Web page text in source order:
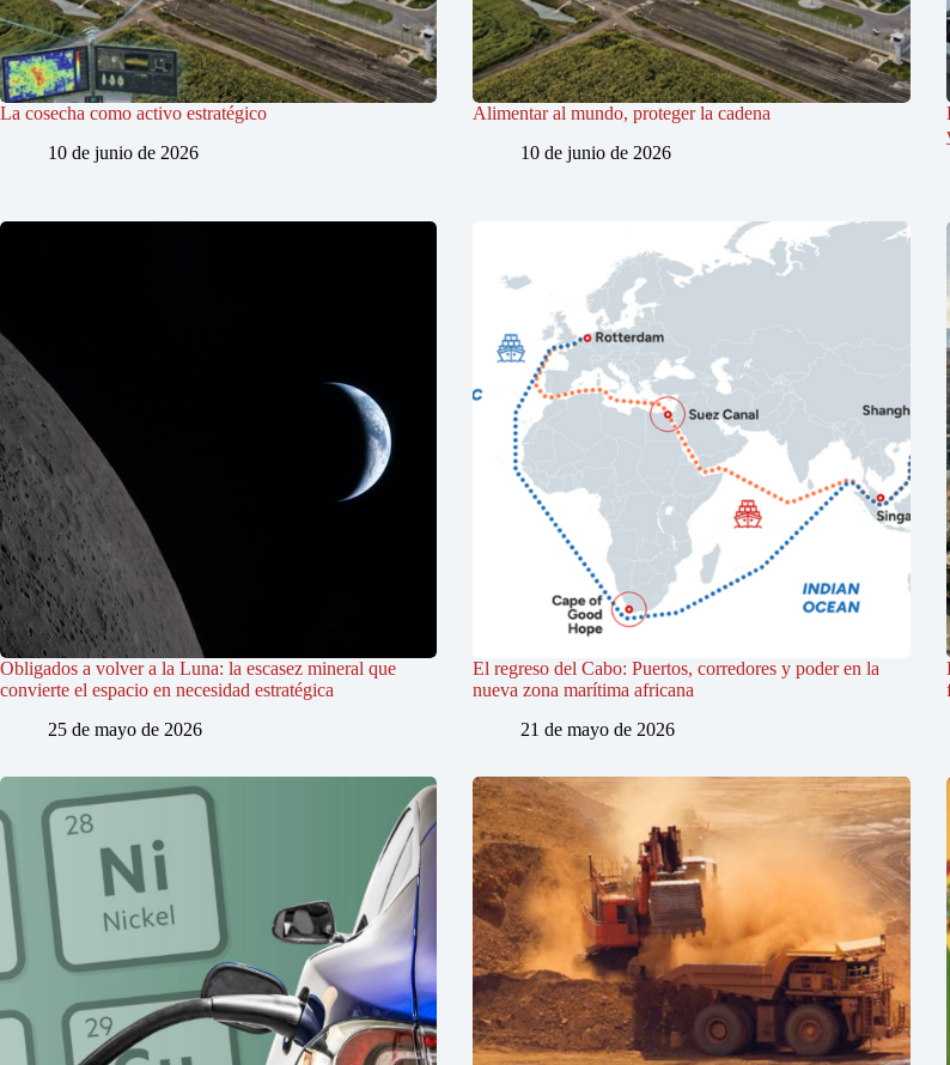
La cosecha como activo estratégico
10 de junio de 2026
Alimentar al mundo, proteger la cadena
10 de junio de 2026
Obligados a volver a la Luna: la escasez mineral que
convierte el espacio en necesidad estratégica
25 de mayo de 2026
El regreso del Cabo: Puertos, corredores y poder en la
nueva zona marítima africana
21 de mayo de 2026